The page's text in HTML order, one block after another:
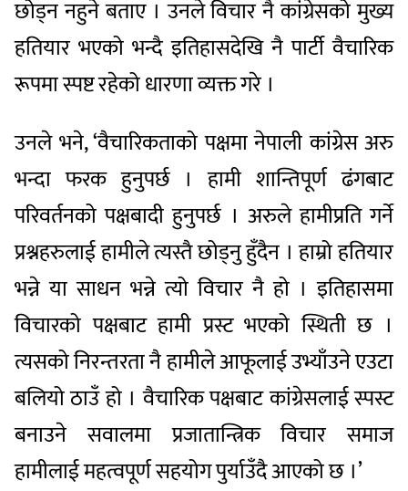
छोड्न नहुने बताए । उनले विचार नै कांग्रेसको मुख्य
हतियार भएको भन्दै इतिहासदेखि नै पार्टी वैचारिक
रूपमा स्पष्ट रहेको धारणा व्यक्त गरे ।
उनले भने, ‘वैचारिकताको पक्षमा नेपाली कांग्रेस अरु
भन्दा फरक हुनुपर्छ । हामी शान्तिपूर्ण ढंगबाट
परिवर्तनको पक्षबादी हुनुपर्छ । अरुले हामीप्रति गर्ने
प्रश्नहरुलाई हामीले त्यस्तै छोड्नु हुँदैन । हाम्रो हतियार
भन्ने या साधन भन्ने त्यो विचार नै हो । इतिहासमा
विचारको पक्षबाट हामी प्रस्ट भएको स्थिती छ ।
त्यसको निरन्तरता नै हामीले आफूलाई उभ्याँउने एउटा
बलियो ठाउँ हो । वैचारिक पक्षबाट कांग्रेसलाई स्पस्ट
बनाउने सवालमा प्रजातान्त्रिक विचार समाज
हामीलाई महत्वपूर्ण सहयोग पुर्याउँदै आएको छ ।’